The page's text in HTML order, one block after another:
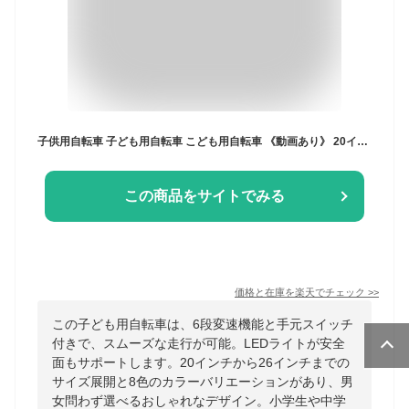
この商品をサイトでみる
価格と在庫を楽天でチェック >>
この子ども用自転車は、6段変速機能と手元スイッチ
付きで、スムーズな走行が可能。LEDライトが安全
面もサポートします。20インチから26インチまでの
サイズ展開と8色のカラーバリエーションがあり、男
女問わず選べるおしゃれなデザイン。小学生や中学